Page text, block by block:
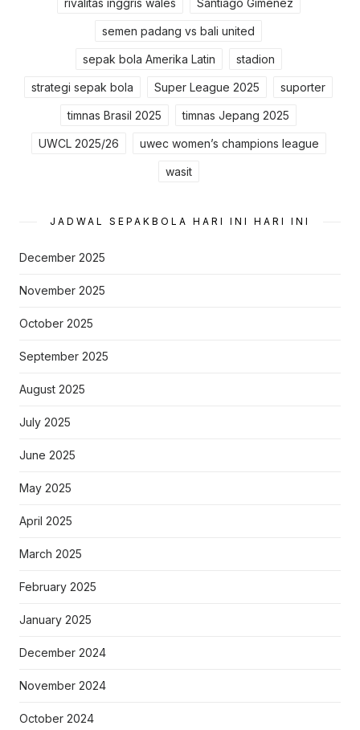
rivalitas inggris wales Santiago Giménez
semen padang vs bali united
sepak bola Amerika Latin stadion
strategi sepak bola Super League 2025 suporter
timnas Brasil 2025 timnas Jepang 2025
UWCL 2025/26 uwec women’s champions league
wasit
JADWAL SEPAKBOLA HARI INI HARI INI
December 2025
November 2025
October 2025
September 2025
August 2025
July 2025
June 2025
May 2025
April 2025
March 2025
February 2025
January 2025
December 2024
November 2024
October 2024